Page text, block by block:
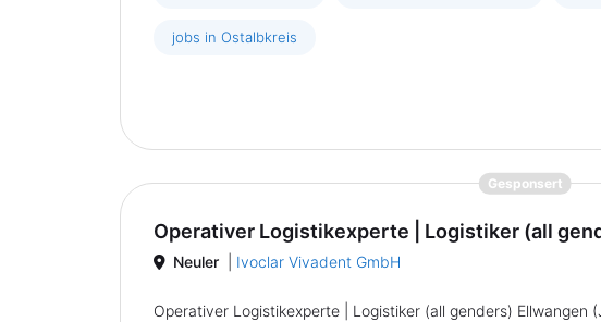
jobs in Ostalbkreis
Gesponsert
Operativer Logistikexperte | Logistiker (all
Neuler Ivoclar Vivadent GmbH
Operativer Logistikexperte | Logistiker (all genders) Ellwangen